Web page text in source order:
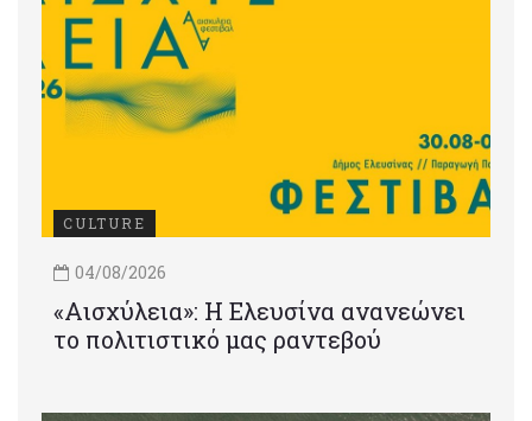
CULTURE
04/08/2026
«Αισχύλεια»: Η Ελευσίνα ανανεώνει
το πολιτιστικό μας ραντεβού